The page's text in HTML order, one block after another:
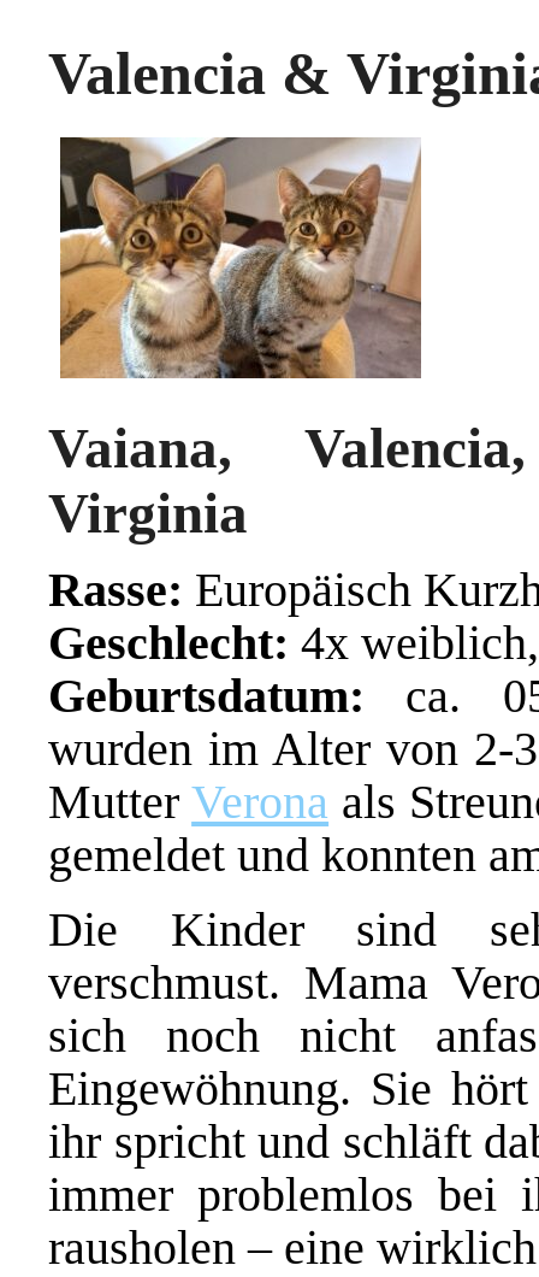
Valencia &
Vaiana,
Virginia
Rasse: Europäisch
Geschlecht: 4x
Geburtsdatum: ca.
wurden im Alter von 2-
MutterVerona als
gemeldet und konnten
Die Kinder sind
verschmust. Mama
sich noch nicht
Eingewöhnung. Sie
ihr spricht und schläft
immer problemlos bei
rausholen – eine